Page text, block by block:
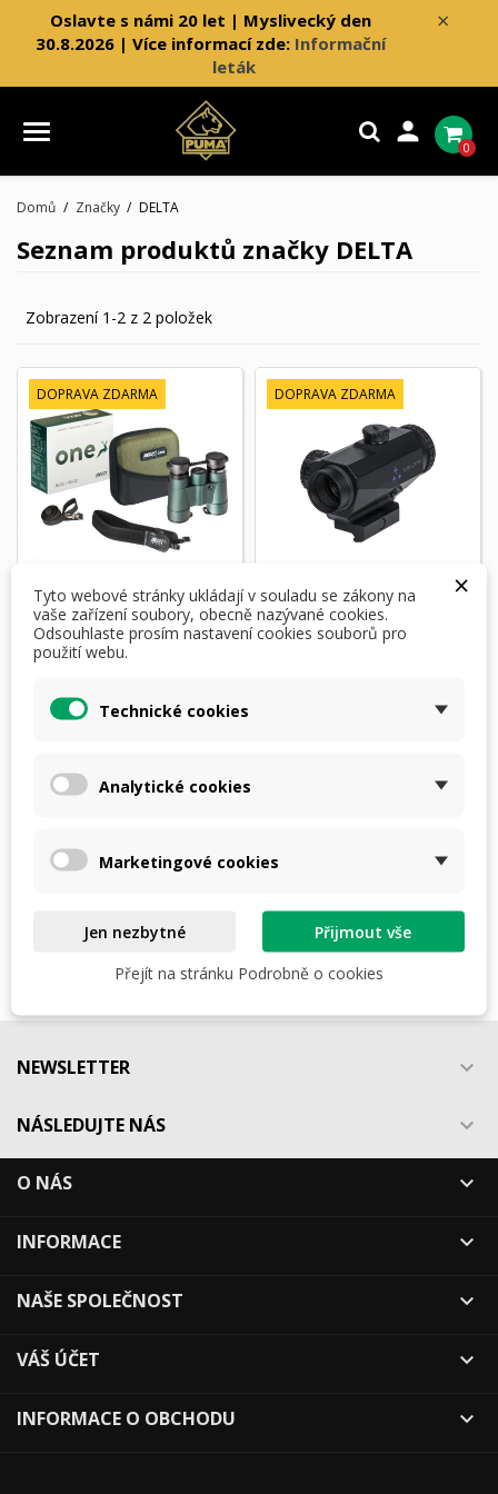
×
Oslavte s námi 20 let | Myslivecký den
30.8.2026 | Více informací zde: Informační
leták

0
Domů Značky DELTA
Seznam produktů značky DELTA
Zobrazení 1-2 z 2 položek
DOPRAVA ZDARMA
Dalekohled Delta
Optical One 10x32
4 190,00 Kč
Přidat do košíku
DOPRAVA ZDARMA
Zaměřovač Delta
Zpět na začátek
NEWSLETTER 
NÁSLEDUJTE NÁS 
O NÁS 
INFORMACE 
NAŠE SPOLEČNOST 
VÁŠ ÚČET 
INFORMACE O OBCHODU 
×
Tyto webové stránky ukládají v souladu se zákony na
vaše zařízení soubory, obecně nazývané cookies.
Odsouhlaste prosím nastavení cookies souborů pro
použití webu.
Technické cookies
Analytické cookies
Marketingové cookies
Jen nezbytné
Přijmout vše
Přejít na stránku Podrobně o cookies